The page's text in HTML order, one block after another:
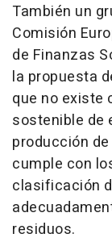
También un
Comisión
de Finanzas
la propuesta
que no existe
sostenible de
producción
cumple con
clasificación
residuos.